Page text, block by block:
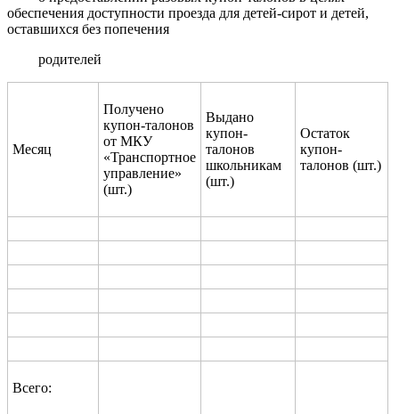
обеспечения доступности проезда для детей-сирот и детей,
оставшихся без попечения
родителей
Месяц
Получено
купон-талонов
от МКУ
«Транспортное
управление»
(шт.)
Выдано
купон-
талонов
школьникам
(шт.)
Остаток
купон-
талонов (шт.)
Всего: